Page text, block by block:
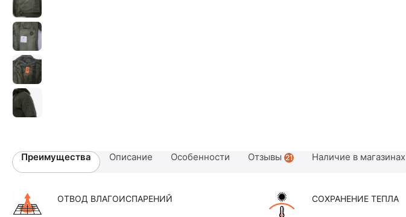
Преимущества Описание Особенности Отзывы 21 Наличие в магазинах
ОТВОД ВЛАГОИСПАРЕНИЙ СОХРАНЕНИЕ ТЕПЛА